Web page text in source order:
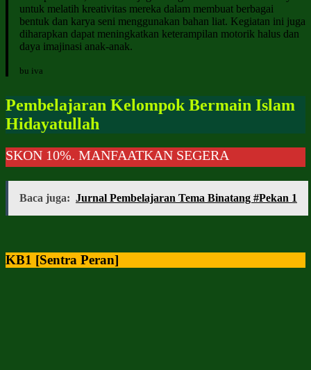
untuk melatih kreativitas mereka dalam membuat berbagai
bentuk dan karya seni menggunakan bahan liat. Kegiatan ini juga
diharapkan dapat meningkatkan keterampilan motorik halus dan
daya imajinasi anak-anak.
bu iva
Pembelajaran Kelompok Bermain Islam
Hidayatullah
10%. MANFAATKAN SEGERA
Baca juga: Jurnal Pembelajaran Tema Binatang #Pekan 1
KB1 [Sentra Peran]